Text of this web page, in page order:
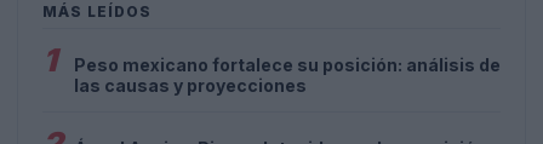
MÁS LEÍDOS
1
Peso mexicano fortalece su posición: análisis de
las causas y proyecciones